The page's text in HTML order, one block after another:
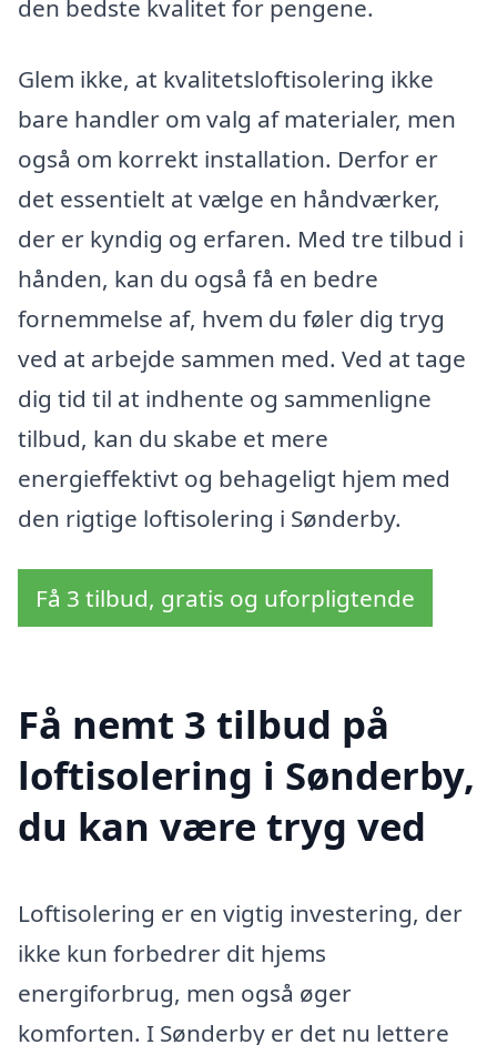
den bedste kvalitet for pengene.
Glem ikke, at kvalitetsloftisolering ikke
bare handler om valg af materialer, men
også om korrekt installation. Derfor er
det essentielt at vælge en håndværker,
der er kyndig og erfaren. Med tre tilbud i
hånden, kan du også få en bedre
fornemmelse af, hvem du føler dig tryg
ved at arbejde sammen med. Ved at tage
dig tid til at indhente og sammenligne
tilbud, kan du skabe et mere
energieffektivt og behageligt hjem med
den rigtige loftisolering i Sønderby.
Få 3 tilbud, gratis og uforpligtende
Få nemt 3 tilbud på
loftisolering i Sønderby,
du kan være tryg ved
Loftisolering er en vigtig investering, der
ikke kun forbedrer dit hjems
energiforbrug, men også øger
komforten. I Sønderby er det nu lettere